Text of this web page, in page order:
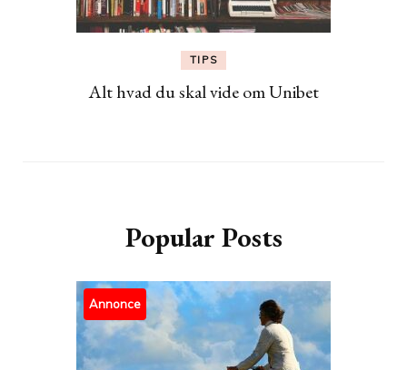
TIPS
Alt hvad du skal vide om Unibet
Popular Posts
Annonce